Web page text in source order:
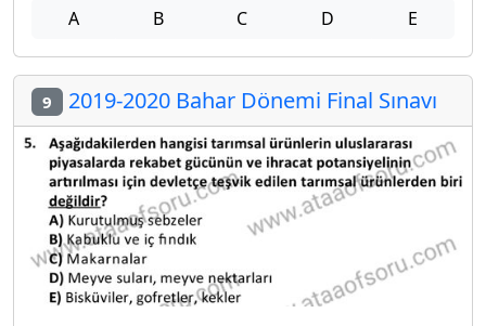
A B C D E
9 2019-2020 Bahar Dönemi Final Sınavı